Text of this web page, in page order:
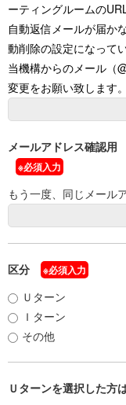
ーティングルームの
自動返信メールが届か
動削除の設定になって
当機構からのメール（
変更をお願い致します。
メールアドレス確認用
※必須入力
もう一度、同じメール
区分 ※必須入力
Ｕターン
Ｉターン
その他
Ｕターンを選択した方